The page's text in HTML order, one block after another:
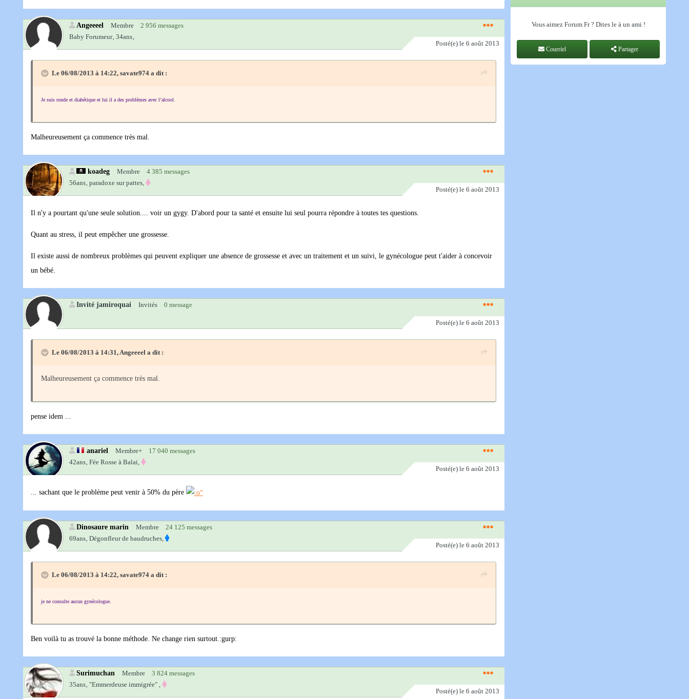
Angeeeel Membre
2 956 messages
Baby Forumeur‚ 34ans‚
Posté(e) le 6 août 2013
Le 06/08/2013 à 14:22, savate974 a dit :
Je suis ronde et diabétique et lui il a des problèmes avec l’alcool.
Malheureusement ça commence très mal.
koadeg Membre
4 385 messages
56ans‚ paradoxe sur pattes,
Posté(e) le 6 août 2013
Il n'y a pourtant qu'une seule solution.... voir un gygy. D'abord pour ta santé et ensuite lui seul pourra répondre à toutes tes questions.
Quant au stress, il peut empêcher une grossesse.
Il existe aussi de nombreux problèmes qui peuvent expliquer une absence de grossesse et avec un traitement et un suivi, le gynécologue peut t'aider à concevoir
un bébé.
Invité jamiroquai Invités 0 message
Posté(e) le 6 août 2013
Le 06/08/2013 à 14:31, Angeeeel a dit :
Malheureusement ça commence très mal.
pense idem ...
anariel Membre+
17 040 messages
42ans‚ Fée Rosse à Balai,
Posté(e) le 6 août 2013
... sachant que le problème peut venir à 50% du père
Dinosaure marin Membre
24 125 messages
69ans‚ Dégonfleur de baudruches,
Posté(e) le 6 août 2013
Le 06/08/2013 à 14:22, savate974 a dit :
je ne consulte aucun gynécologue.
Ben voilà tu as trouvé la bonne méthode. Ne change rien surtout.:gurp:
Surimuchan Membre
3 824 messages
35ans‚ "Emmerdeuse immigrée" ,
Posté(e) le 6 août 2013
Vous aimez Forum Fr ? Dites le à un ami !
Courriel Partager